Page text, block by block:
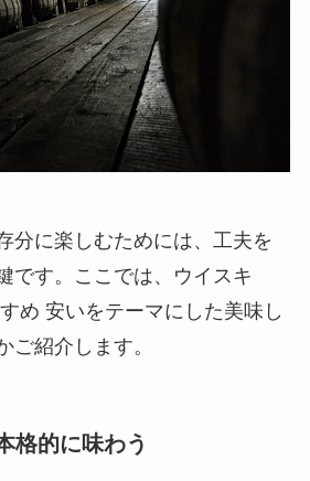
分に楽しむためには、工夫を
です。ここでは、
ウイスキ
め 安いをテーマにした美味し
ご紹介します。
格的に味わう